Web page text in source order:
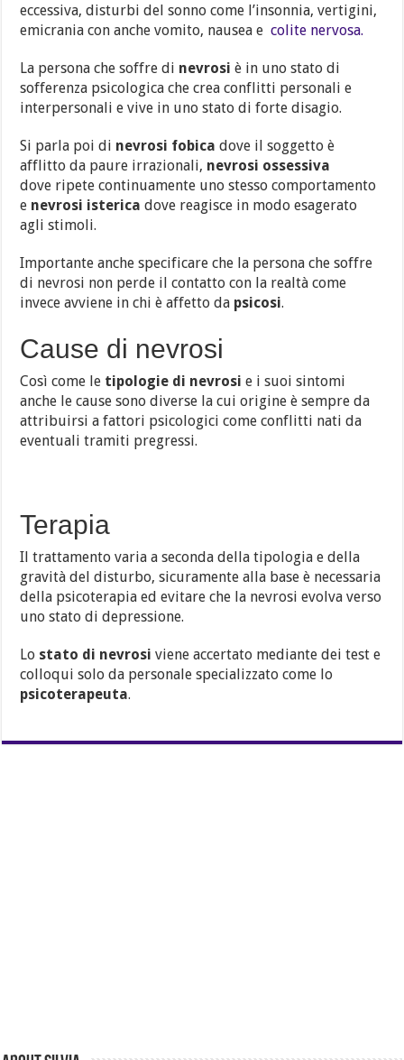
eccessiva, disturbi del sonno come l’insonnia, vertigini,
emicrania con anche vomito, nausea e colite nervosa.
La persona che soffre di nevrosi è in uno stato di
sofferenza psicologica che crea conflitti personali e
interpersonali e vive in uno stato di forte disagio.
Si parla poi di nevrosi fobica dove il soggetto è
afflitto da paure irrazionali, nevrosi ossessiva
dove ripete continuamente uno stesso comportamento
e nevrosi isterica dove reagisce in modo esagerato
agli stimoli.
Importante anche specificare che la persona che soffre
di nevrosi non perde il contatto con la realtà come
invece avviene in chi è affetto da psicosi.
Cause di nevrosi
Così come le tipologie di nevrosi e i suoi sintomi
anche le cause sono diverse la cui origine è sempre da
attribuirsi a fattori psicologici come conflitti nati da
eventuali tramiti pregressi.
Terapia
Il trattamento varia a seconda della tipologia e della
gravità del disturbo, sicuramente alla base è necessaria
della psicoterapia ed evitare che la nevrosi evolva verso
uno stato di depressione.
Lo stato di nevrosi viene accertato mediante dei test e
colloqui solo da personale specializzato come lo
psicoterapeuta.